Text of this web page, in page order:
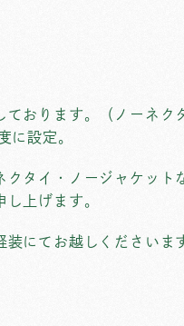
おります。（ノーネク
に設定。
クタイ・ノージャケッ
上げます。
にてお越しくださいま